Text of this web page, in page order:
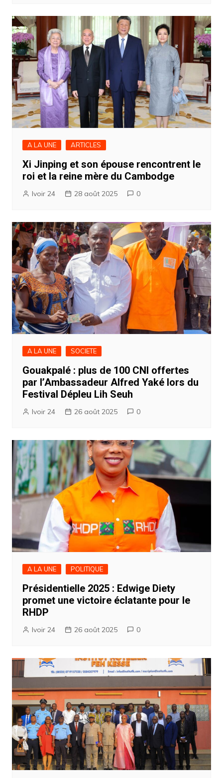
A LA UNE ARTICLES
Xi Jinping et son épouse rencontrent le
roi et la reine mère du Cambodge
Ivoir 24 28 août 2025 0
A LA UNE SOCIETE
Gouakpalé : plus de 100 CNI offertes
par l’Ambassadeur Alfred Yaké lors du
Festival Dépleu Lih Seuh
Ivoir 24 26 août 2025 0
A LA UNE POLITIQUE
Présidentielle 2025 : Edwige Diety
promet une victoire éclatante pour le
RHDP
Ivoir 24 26 août 2025 0